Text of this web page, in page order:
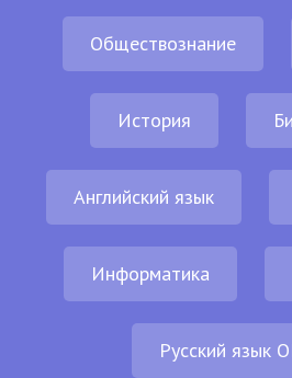
Обществознание
История
Английский язык
Информатика
Русский язык